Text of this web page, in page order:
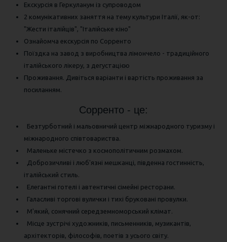
Екскурсія в Геркуланум із супроводом
2 комунікативних заняття на тему культури Італії, як-от:
"Жести італійців", "Італійське кіно"
Ознайомча екскурсія по Сорренто
Поїздка на завод з виробництва лімончело - традиційного
італійського лікеру, з дегустацією
Проживання. Дивіться варіанти і вартість проживання за
посиланням.
Сорренто - це:
Безтурботний і мальовничий центр міжнародного туризму і
міжнародного співтовариства.
Маленьке містечко з космополітичним розмахом.
Доброзичливі і люб'язні мешканці, південна гостинність,
італійський стиль.
Елегантні готелі і автентичні сімейні ресторани.
Галасливі торгові вулички і тихі бруковані провулки.
М'який, сонячний середземноморський клімат.
Місце зустрічі художників, письменників, музикантів,
архітекторів, філософів, поетів з усього світу.